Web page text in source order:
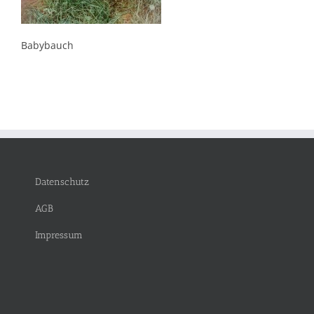
Babybauch
Datenschutz
AGB
Impressum